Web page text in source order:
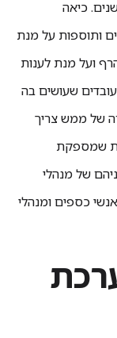
כיאה
ותוספות על מנת
ועל מנת לענות
שעושים בה
של ממש צריך
שמספקת
של מנהלי
כספים ומנהלי